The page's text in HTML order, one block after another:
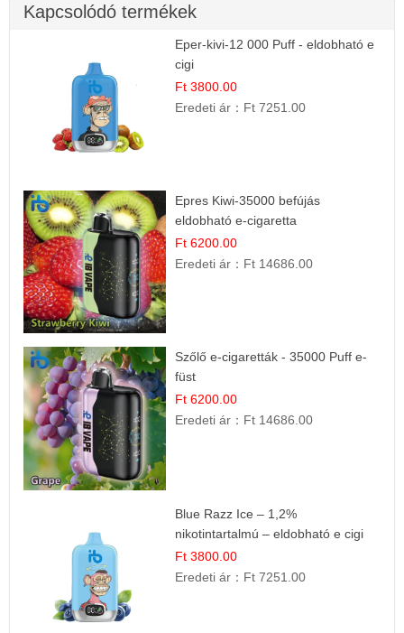
Kapcsolódó termékek
Eper-kivi-12 000 Puff - eldobható e
cigi
Ft 3800.00
Eredeti ár： Ft 7251.00
Epres Kiwi-35000 befújás
eldobható e-cigaretta
Ft 6200.00
Eredeti ár： Ft 14686.00
Szőlő e-cigaretták - 35000 Puff e-
füst
Ft 6200.00
Eredeti ár： Ft 14686.00
Blue Razz Ice – 1,2%
nikotintartalmú – eldobható e cigi
Ft 3800.00
Eredeti ár： Ft 7251.00